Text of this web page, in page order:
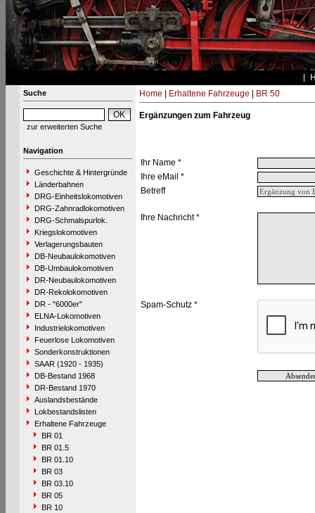
Suche
zur erweiterten Suche
Navigation
Geschichte & Hintergründe
Länderbahnen
DRG-Einheitslokomotiven
DRG-Zahnradlokomotiven
DRG-Schmalspurlok.
Kriegslokomotiven
Verlagerungsbauten
DB-Neubaulokomotiven
DB-Umbaulokomotiven
DR-Neubaulokomotiven
DR-Rekolokomotiven
DR - "6000er"
ELNA-Lokomotiven
Industrielokomotiven
Feuerlose Lokomotiven
Sonderkonstruktionen
SAAR (1920 - 1935)
DB-Bestand 1968
DR-Bestand 1970
Auslandsbestände
Lokbestandslisten
Erhaltene Fahrzeuge
BR 01
BR 01.5
BR 01.10
BR 03
BR 03.10
BR 05
BR 10
Home Erhaltene Fahrzeuge BR 50
Ergänzungen zum Fahrzeug
Ihr Name *
Ihre eMail *
Betreff
Ihre Nachricht *
Spam-Schutz *